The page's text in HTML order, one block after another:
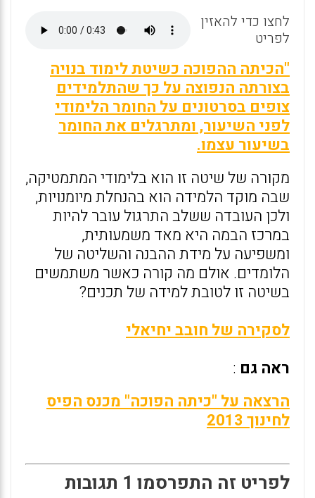
A
p
p
o
o
k
לחצו כדי להאזין
לפריט
"הכיתה ההפוכה כשיטת לימוד בנויה
בצורתה הנפוצה על כך שהתלמידים
צופים בסרטונים על החומר הלימודי
לפני השיעור, ומתרגלים את החומר
בשיעור עצמו.
מקורה של שיטה זו הוא בלימודי המתמטיקה,
שבה מוקד הלמידה הוא בהנחלת מיומנויות,
ולכן העובדה ששלב התרגול עובר להיות
במרכז הבמה היא מאד משמעותית,
ומשפיעה על מידת ההבנה והשליטה של
הלומדים. אולם מה קורה כאשר משתמשים
בשיטה זו לטובת למידה של תכנים?
לסקירה של חובב יחיאלי
ראה גם :
הרצאה על "כיתה הפוכה" מכנס הפיס
לחינוך 2013
לפריט זה התפרסמו 1 תגובות